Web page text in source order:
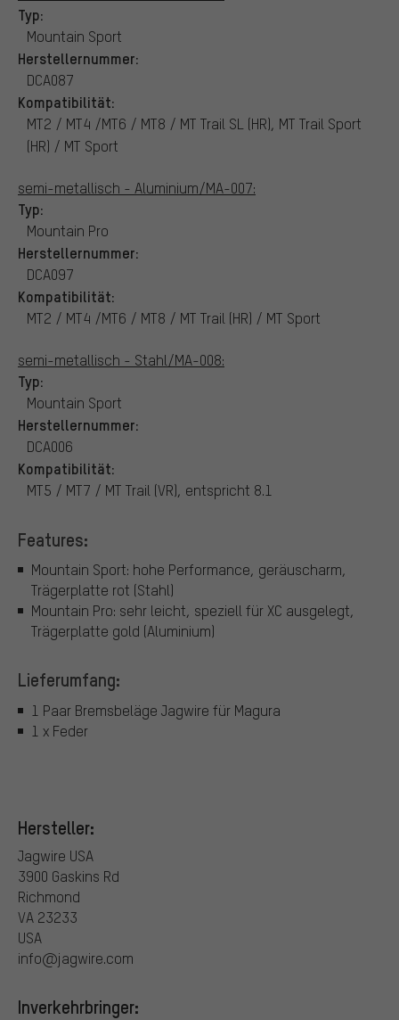
Typ:
Mountain Sport
Herstellernummer:
DCA087
Kompatibilität:
MT2 / MT4 /MT6 / MT8 / MT Trail SL (HR), MT Trail Sport
(HR) / MT Sport
semi-metallisch - Aluminium/MA-007:
Typ:
Mountain Pro
Herstellernummer:
DCA097
Kompatibilität:
MT2 / MT4 /MT6 / MT8 / MT Trail (HR) / MT Sport
semi-metallisch - Stahl/MA-008:
Typ:
Mountain Sport
Herstellernummer:
DCA006
Kompatibilität:
MT5 / MT7 / MT Trail (VR), entspricht 8.1
Features:
Mountain Sport: hohe Performance, geräuscharm,
Trägerplatte rot (Stahl)
Mountain Pro: sehr leicht, speziell für XC ausgelegt,
Trägerplatte gold (Aluminium)
Lieferumfang:
1 Paar Bremsbeläge Jagwire für Magura
1 x Feder
Hersteller:
Jagwire USA
3900 Gaskins Rd
Richmond
VA 23233
USA
info@jagwire.com
Inverkehrbringer: